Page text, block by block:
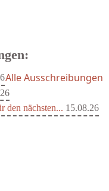
den nächsten... 15.08.26
Alle Ausschreibungen